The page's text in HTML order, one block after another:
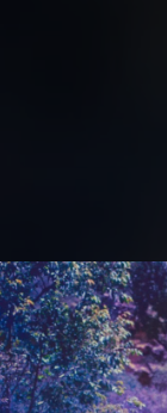
You're all set!